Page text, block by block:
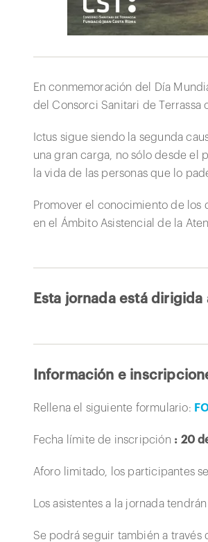
En conmemoración del Día
del Consorci Sanitari de Terrassa
Ictus sigue siendo la segunda
una gran carga, no sólo desde el
la vida de las personas que lo
Promover el conocimiento de los
en el Ámbito Asistencial de la
Esta jornada está
Información e
Rellena el siguiente formulario:
Fecha límite de inscripción : 20
Aforo limitado, los participantes
Los asistentes a la jornada
Se podrá seguir también a través